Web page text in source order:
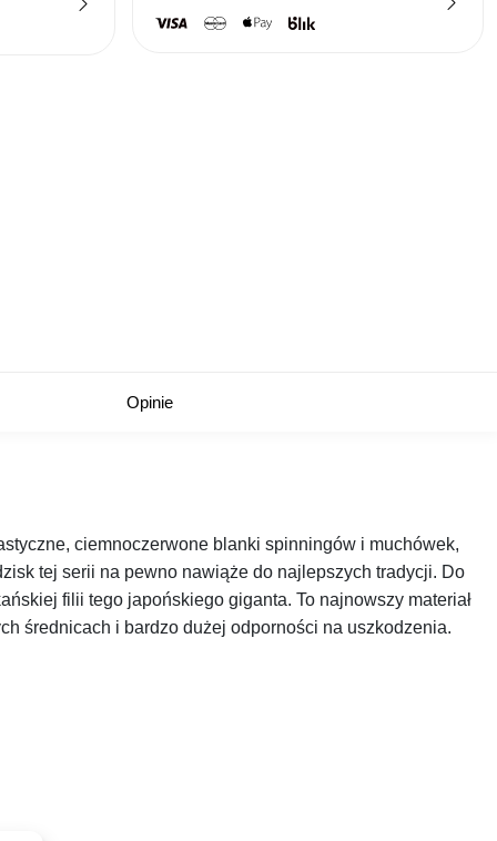
Opinie
ciemnoczerwone blanki spinningów i muchówek,
tej serii na pewno nawiąże do najlepszych tradycji. Do
filii tego japońskiego giganta. To najnowszy materiał
średnicach i bardzo dużej odporności na uszkodzenia.